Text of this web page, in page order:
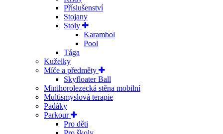
Příslušenství
Stojany
Stoly
Karambol
Pool
Tága
Kuželky
Míče a předměty
Skyfloater Ball
Minihorolezecká stěna mobilní
Multismyslová terapie
Padáky
Parkour
Pro děti